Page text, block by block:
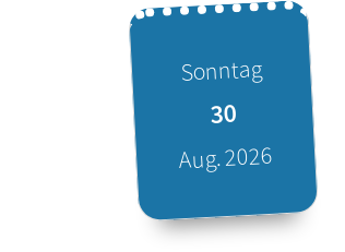
Sonntag
30
Aug. 2026
Datum: 30. August 2026